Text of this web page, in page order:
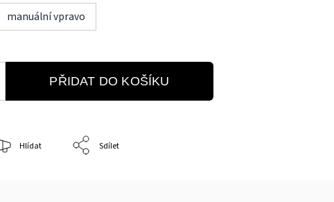
manuální vpravo
PŘIDAT DO KOŠÍKU
Hlídat Sdílet